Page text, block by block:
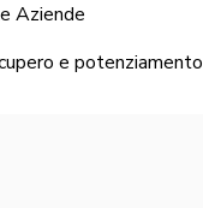
Aziende
e potenziamento